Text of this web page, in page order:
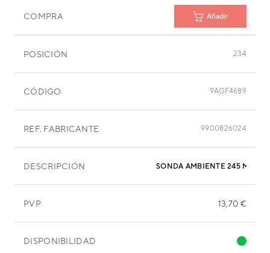
COMPRA Añadir
POSICIÓN 234
CÓDIGO 9AGF4689
REF. FABRICANTE 9900826024
DESCRIPCIÓN SONDA AMBIENTE 245 MM
PVP 13,70 €
DISPONIBILIDAD